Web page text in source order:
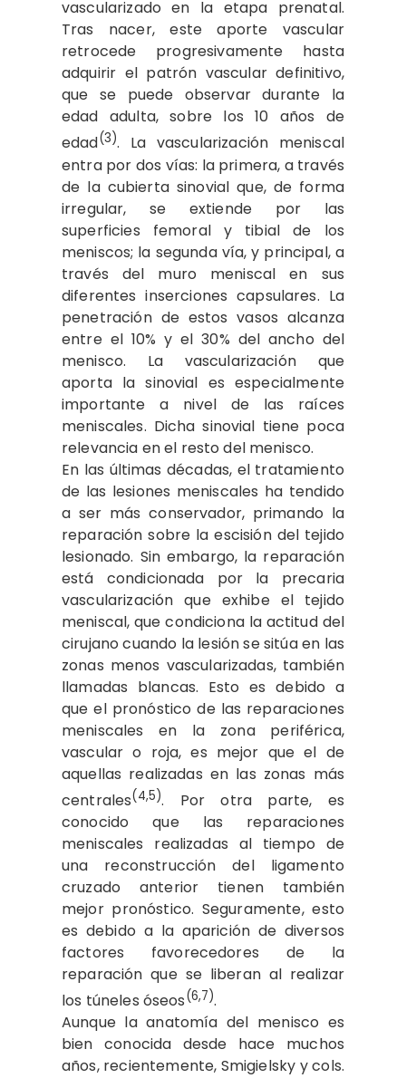
vascularizado en la etapa prenatal.
Tras nacer, este aporte vascular
retrocede progresivamente hasta
adquirir el patrón vascular definitivo,
que se puede observar durante la
edad adulta, sobre los 10 años de
edad(3). La vascularización meniscal
entra por dos vías: la primera, a través
de la cubierta sinovial que, de forma
irregular, se extiende por las
superficies femoral y tibial de los
meniscos; la segunda vía, y principal, a
través del muro meniscal en sus
diferentes inserciones capsulares. La
penetración de estos vasos alcanza
entre el 10% y el 30% del ancho del
menisco. La vascularización que
aporta la sinovial es especialmente
importante a nivel de las raíces
meniscales. Dicha sinovial tiene poca
relevancia en el resto del menisco.
En las últimas décadas, el tratamiento
de las lesiones meniscales ha tendido
a ser más conservador, primando la
reparación sobre la escisión del tejido
lesionado. Sin embargo, la reparación
está condicionada por la precaria
vascularización que exhibe el tejido
meniscal, que condiciona la actitud del
cirujano cuando la lesión se sitúa en las
zonas menos vascularizadas, también
llamadas blancas. Esto es debido a
que el pronóstico de las reparaciones
meniscales en la zona periférica,
vascular o roja, es mejor que el de
aquellas realizadas en las zonas más
centrales(4,5). Por otra parte, es
conocido que las reparaciones
meniscales realizadas al tiempo de
una reconstrucción del ligamento
cruzado anterior tienen también
mejor pronóstico. Seguramente, esto
es debido a la aparición de diversos
factores favorecedores de la
reparación que se liberan al realizar
los túneles óseos(6,7).
Aunque la anatomía del menisco es
bien conocida desde hace muchos
años, recientemente, Smigielsky y cols.